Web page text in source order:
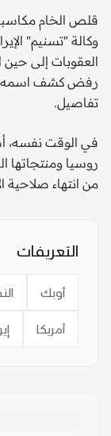
قلص الخام
وكالة "تسنيم"
العقوبات إلى
رفض كشف اسمه،
تفاصيل.
في الوقت نفسه،
روسيا ومنتجاتها
من انتهاء صلاحية
التعريفات
أوبك
أمريكا